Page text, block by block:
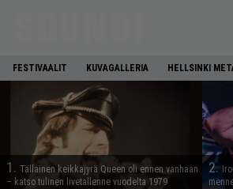
FESTIVAALIT KUVAGALLERIA HELLSINKI
1. Tällainen keikkajyrä Queen oli ennen vanhaan
– katso tulinen livetallenne vuodelta 1979
2.